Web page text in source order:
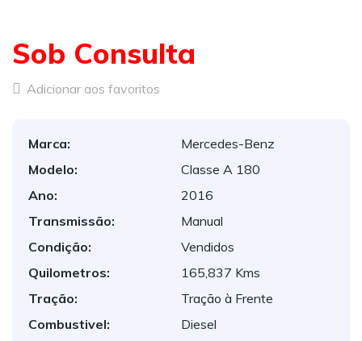
Sob Consulta
Adicionar aos favoritos
Marca:
Mercedes-Benz
Modelo:
Classe A 180
Ano:
2016
Transmissão:
Manual
Condição:
Vendidos
Quilometros:
165,837 Kms
Tração:
Tração à Frente
Combustivel:
Diesel